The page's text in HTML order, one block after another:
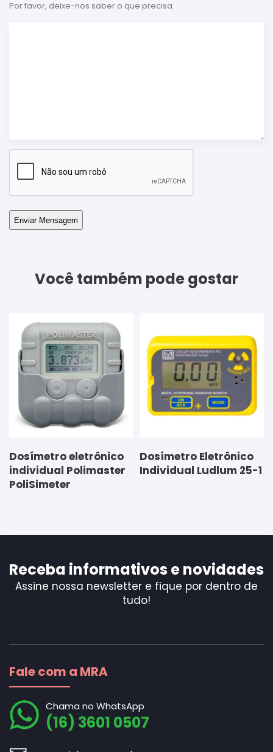
Por favor, deixe-nos saber o que precisa.
Você também pode gostar
Dosímetro eletrônico
individual Polimaster
PoliSimeter
Dosímetro Eletrônico
Individual Ludlum 25-1
Receba informativos e novidades
Assine nossa newsletter e fique por dentro de
tudo!
Fale com a MRA
Chama no WhatsApp
(16) 3601 0507